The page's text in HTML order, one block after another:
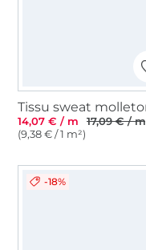
14,07 € / m
17,09 € / m
(9,38 € / 1 m²)
-18%